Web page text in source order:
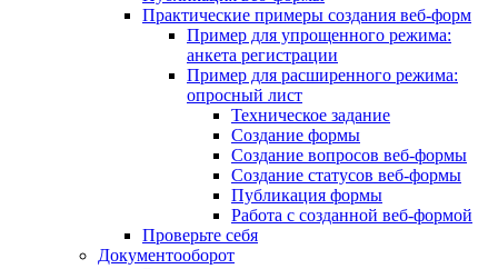
Практические примеры создания веб-форм
Пример для упрощенного режима:
анкета регистрации
Пример для расширенного режима:
опросный лист
Техническое задание
Создание формы
Создание вопросов веб-формы
Создание статусов веб-формы
Публикация формы
Работа с созданной веб-формой
Проверьте себя
Документооборот